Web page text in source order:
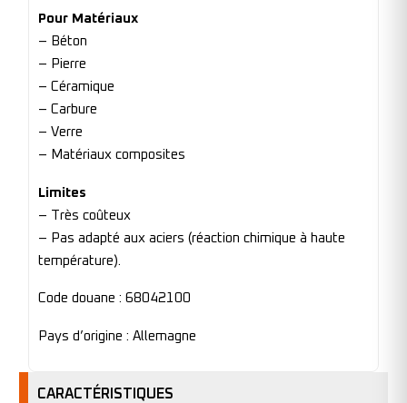
Pour Matériaux
– Béton
– Pierre
– Céramique
– Carbure
– Verre
– Matériaux composites
Limites
– Très coûteux
– Pas adapté aux aciers (réaction chimique à haute
température).
Code douane : 68042100
Pays d’origine : Allemagne
CARACTÉRISTIQUES